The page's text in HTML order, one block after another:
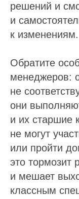
решений и
и
к изменениям.
Обратите
менеджеров:
не
они
и их старшие
не могут
или пройти
это тормозит
и мешает
классным